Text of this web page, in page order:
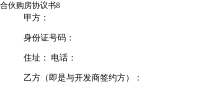
合伙购房协议书8
甲方：
身份证号码：
住址： 电话：
乙方（即是与开发商签约方）：